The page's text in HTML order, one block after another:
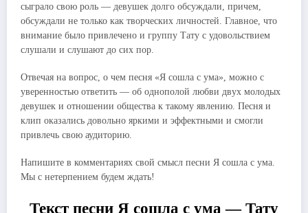
сыграло свою роль — девушек долго обсуждали, причем,
обсуждали не только как творческих личностей. Главное, что
внимание было привлечено и группу Тату с удовольствием
слушали и слушают до сих пор.
Отвечая на вопрос, о чем песня «Я сошла с ума», можно с
уверенностью ответить — об однополой любви двух молодых
девушек и отношении общества к такому явлению. Песня и
клип оказались довольно яркими и эффектными и смогли
привлечь свою аудиторию.
Напишите в комментариях свой смысл песни Я сошла с ума.
Мы с нетерпением будем ждать!
Текст песни Я сошла с ума — Тату